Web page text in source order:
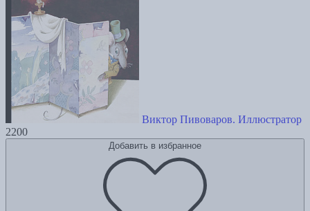
Виктор Пивоваров. Иллюстратор
2200
Добавить в избранное